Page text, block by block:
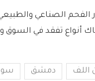
ينسحب على أسعار الفحم
أنواع تفقد في السوق
اللف دمشق